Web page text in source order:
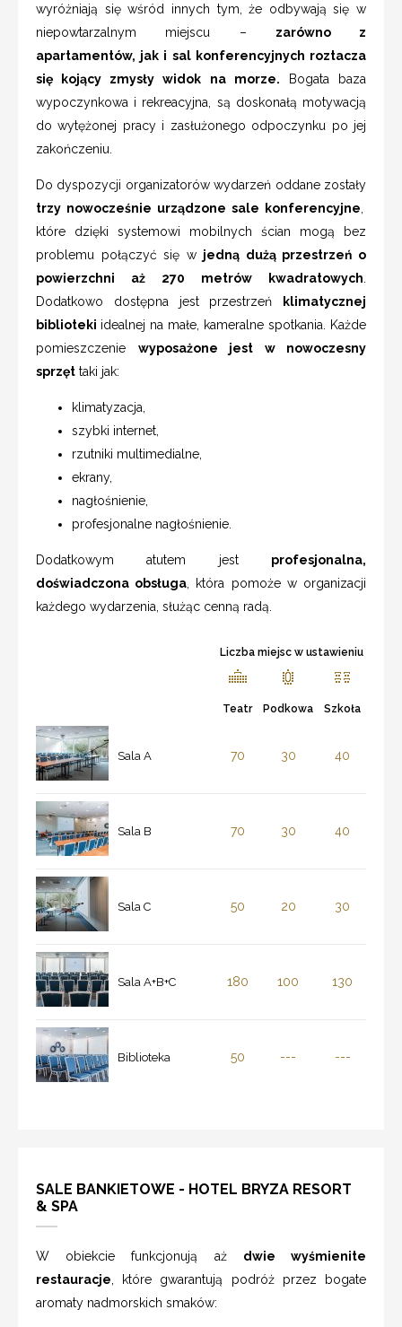
wyróżniają się wśród innych tym, że odbywają się w
niepowtarzalnym miejscu – zarówno z
apartamentów, jak i sal konferencyjnych roztacza
się kojący zmysły widok na morze. Bogata baza
wypoczynkowa i rekreacyjna, są doskonałą motywacją
do wytężonej pracy i zasłużonego odpoczynku po jej
zakończeniu.
Do dyspozycji organizatorów wydarzeń oddane zostały
trzy nowocześnie urządzone sale konferencyjne
które dzięki systemowi mobilnych ścian mogą bez
problemu połączyć się w jedną dużą przestrzeń o
powierzchni aż 270 metrów kwadratowych
Dodatkowo dostępna jest przestrzeń
klimatycznej
biblioteki idealnej na małe, kameralne spotkania. Każde
pomieszczenie wyposażone jest w nowoczesny
sprzęt taki jak:
klimatyzacja,
szybki internet,
rzutniki multimedialne,
ekrany,
nagłośnienie,
profesjonalne nagłośnienie.
Dodatkowym atutem jest profesjonalna,
doświadczona obsługa , która pomoże w organizacji
każdego wydarzenia, służąc cenną radą.
Liczba miejsc w ustawieniu
Teatr Podkowa Szkoła
Sala A 70 30 40
Sala B 70 30 40
Sala C 50 20 30
Sala A+B+C 180 100 130
Biblioteka 50 --- ---
SALE BANKIETOWE - HOTEL BRYZA RESORT
& SPA
W obiekcie funkcjonują aż dwie wyśmienite
restauracje , które gwarantują podróż przez bogate
aromaty nadmorskich smaków: